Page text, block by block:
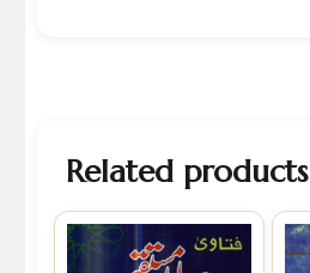
Related products